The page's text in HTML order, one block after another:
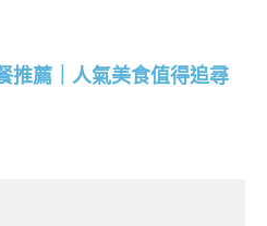
推薦｜人氣美食值得追尋